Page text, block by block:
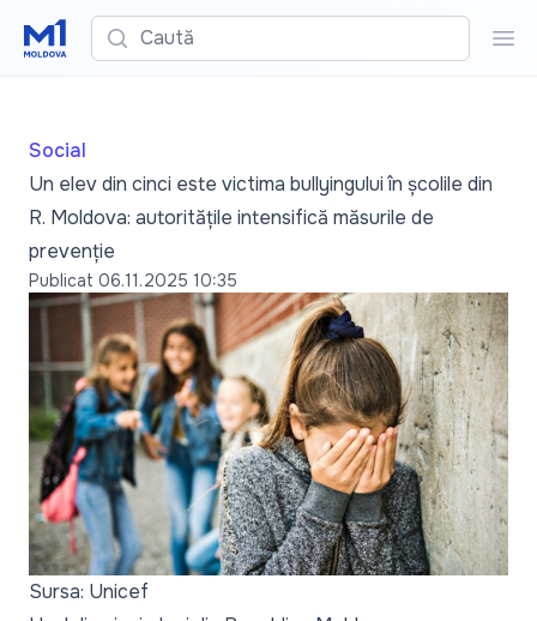
Caută
Social
Un elev din cinci este victima bullyingului în școlile din
R. Moldova: autoritățile intensifică măsurile de
prevenție
Publicat 06.11.2025 10:35
Sursa: Unicef